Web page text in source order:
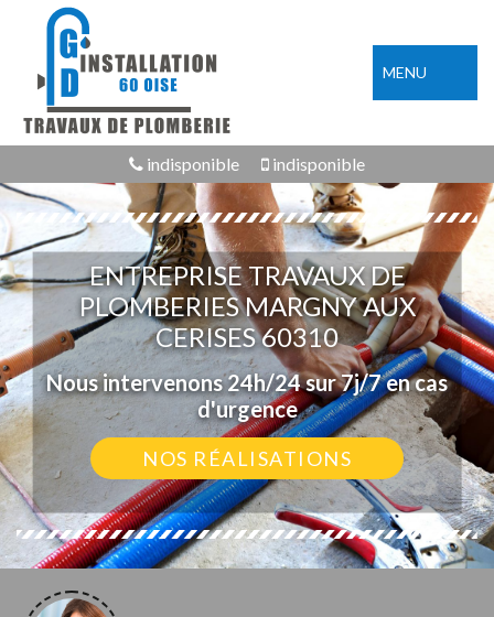
MENU
indisponible indisponible
ENTREPRISE TRAVAUX DE
PLOMBERIES MARGNY AUX
CERISES 60310
Nous intervenons 24h/24 sur 7j/7 en cas
d'urgence
NOS RÉALISATIONS